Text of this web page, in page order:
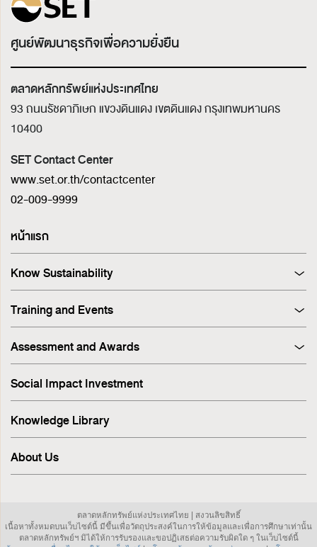
ศูนย์พัฒนาธุรกิจเพื่อความยั่งยืน
ตลาดหลักทรัพย์แห่งประเทศไทย
93 ถนนรัชดาภิเษก แขวงดินแดง เขตดินแดงกรุงเทพมหานคร
10400
SET Contact Center
www.set.or.th/contactcenter
02-009-9999
หน้าแรก
Know Sustainability
Sustainability at A Glance
Principles and Guidelines
Corporate Governance
Sustainability Management Process
Stakeholder Engagement & Materiality Analysis
ESG Risk
Sustainable Supply Chain
Environment
Innovation
Sustainability Disclosure & Reporting
Investor Relations
Training and Events
Training
Events
Assessment and Awards
Corporate Governance Report (CGR)
SET ESG Ratings
FTSE Russell ESG Scores
ASEAN Corporate Governance Scorecard
Sustainability Index
Sustainability Awards
IR Awards
Social Impact Investment
Knowledge Library
About Us
ตลาดหลักทรัพย์แห่งประเทศไทย | สงวนลิขสิทธิ์
เนื้อหาทั้งหมดบนเว็บไซต์นี้ มีขึ้นเพื่อวัตถุประสงค์ในการให้ข้อมูลและเพื่อการศึกษาเท่านั้น
ตลาดหลักทรัพย์ฯ มิได้ให้การรับรองและขอปฏิเสธต่อความรับผิดใด ๆ ในเว็บไซต์นี้